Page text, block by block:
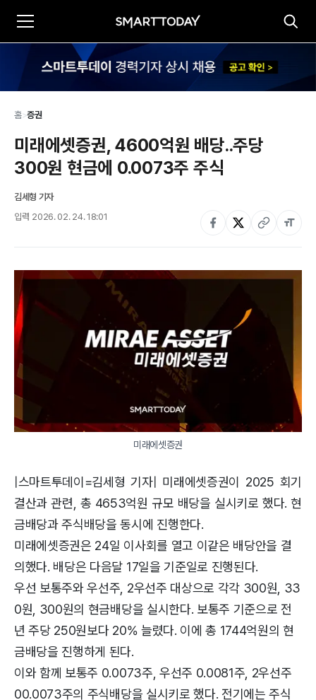
홈>증권
미래에셋증권, 4600억원 배당..주당
300원 현금에 0.0073주 주식
김세형 기자
입력 2026. 02. 24. 18:01
미래에셋증권
|스마트투데이=김세형 기자| 미래에셋증권이 2025 회기
결산과 관련, 총 4653억원 규모 배당을 실시키로 했다. 현
금배당과 주식배당을 동시에 진행한다.
미래에셋증권은 24일 이사회를 열고 이같은 배당안을 결
의했다. 배당은 다음달 17일을 기준일로 진행된다.
우선 보통주와 우선주, 2우선주 대상으로 각각 300원, 33
0원, 300원의 현금배당을 실시한다. 보통주 기준으로 전
년 주당 250원보다 20% 늘렸다. 이에 총 1744억원의 현
금배당을 진행하게 된다.
이와 함께 보통주 0.0073주, 우선주 0.0081주, 2우선주
00.0073주의 주식배당을 실시키로 했다. 전기에는 주식